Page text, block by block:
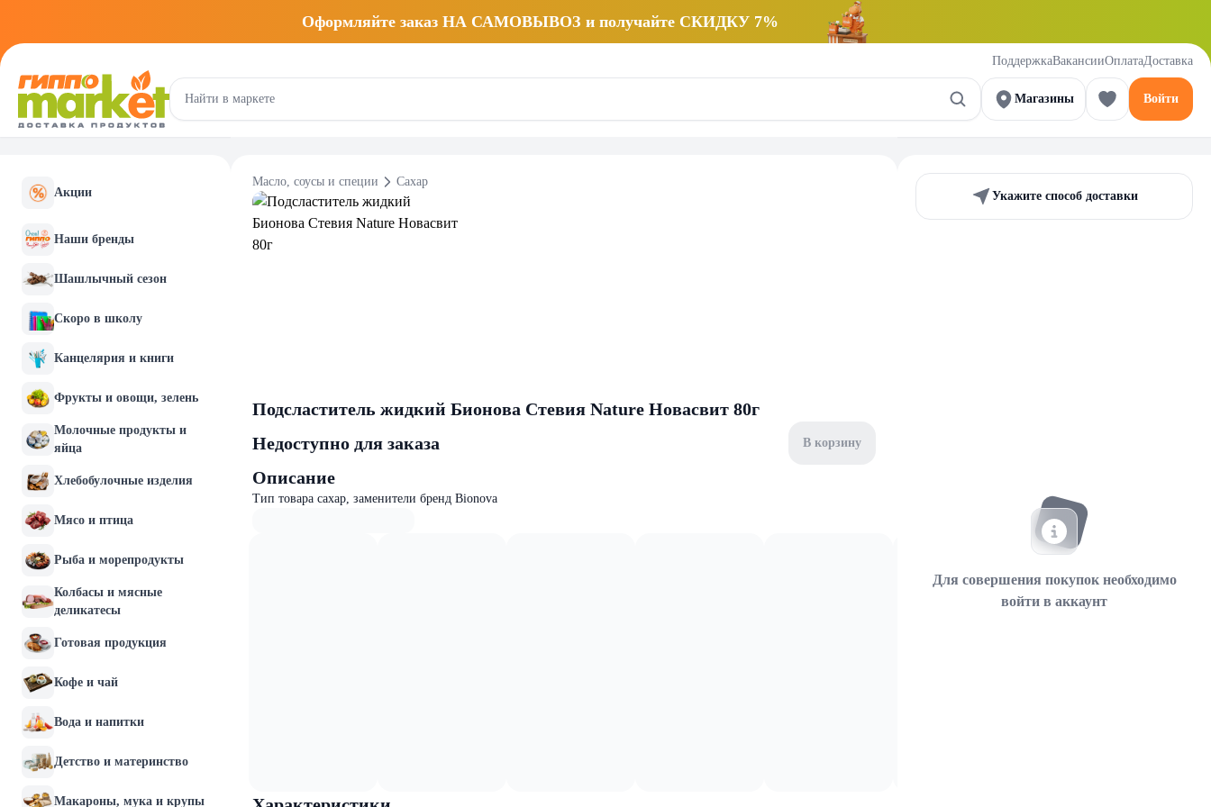
Оформляйте заказ НА САМОВЫВОЗ и получайте СКИДКУ 7%
ПоддержкаВакансииОплатаДоставка
Магазины Войти
Акции
Наши бренды
Шашлычный сезон
Скоро в школу
Канцелярия и книги
Фрукты и овощи, зелень
Молочные продукты и
яйца
Хлебобулочные изделия
Мясо и птица
Рыба и морепродукты
Колбасы и мясные
деликатесы
Готовая продукция
Кофе и чай
Вода и напитки
Детство и материнство
Макароны, мука и крупы
Масло, соусы и специи Сахар
Подсластитель жидкий Бионова Стевия Nature Новасвит 80г
Недоступно для заказа
В корзину
Описание
Тип товара сахар, заменители бренд Bionova
Укажите способ доставки
Для совершения покупок необходимо
войти в аккаунт